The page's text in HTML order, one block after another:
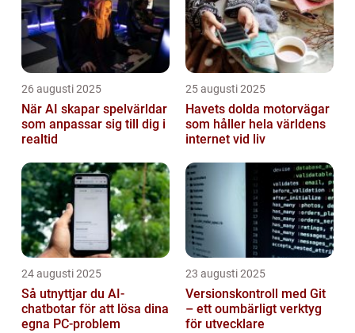
26 augusti 2025
När AI skapar spelvärldar
som anpassar sig till dig i
realtid
25 augusti 2025
Havets dolda motorvägar
som håller hela världens
internet vid liv
24 augusti 2025
Så utnyttjar du AI-
chatbotar för att lösa dina
egna PC-problem
23 augusti 2025
Versionskontroll med Git
– ett oumbärligt verktyg
för utvecklare